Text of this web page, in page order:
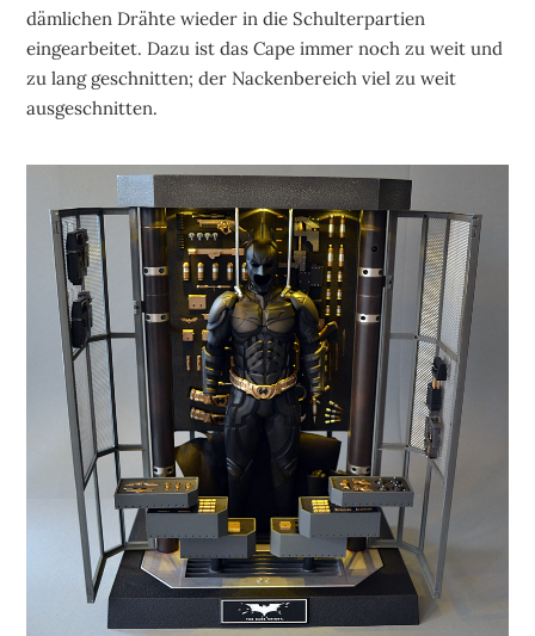
dämlichen Drähte wieder in die Schulterpartien
eingearbeitet. Dazu ist das Cape immer noch zu weit und
zu lang geschnitten; der Nackenbereich viel zu weit
ausgeschnitten.